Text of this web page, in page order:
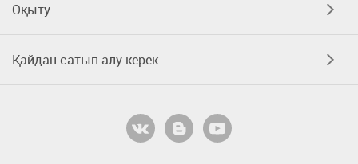
Оқыту
Қайдан сатып алу керек